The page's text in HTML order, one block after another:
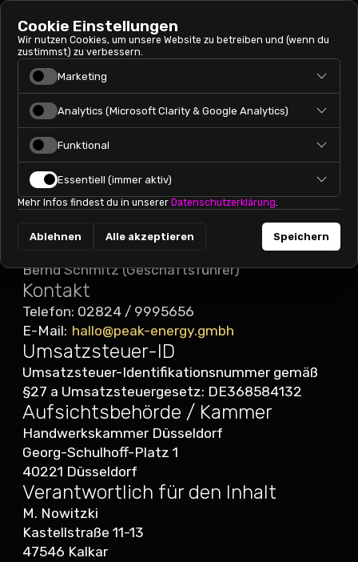
Impressum
Angaben gemäß § 5 TMG
PEAK.Energy GmbH
Kastellstraße 11-13
47546 Kalkar
Deutschland
Handelsregister: HRB 19675
Registergericht: Amtsgericht Kleve
Bernd Schmitz (Geschäftsführer)
Kontakt
Telefon: 02824 / 9995656
E-Mail: hallo@peak-energy.gmbh
Umsatzsteuer-ID
Umsatzsteuer-Identifikationsnummer gemäß
§27 a Umsatzsteuergesetz: DE368584132
Aufsichtsbehörde / Kammer
Handwerkskammer Düsseldorf
Georg-Schulhoff-Platz 1
40221 Düsseldorf
Verantwortlich für den Inhalt
M. Nowitzki
Kastellstraße 11-13
47546 Kalkar
Cookie Einstellungen
Wir nutzen Cookies, um unsere Website zu betreiben und (wenn du
zustimmst) zu verbessern.
Marketing
Marketing-Cookies werden genutzt, um dir passende
Angebote und Werbung auszuspielen. Diese Technologien
helfen uns, Kampagnen zu messen und zu optimieren (z. B.
Google Ads).
Analytics (Microsoft Clarity & Google Analytics)
Analytics hilft uns zu verstehen, wie Besucher die Seite nutzen,
wo sie hängen bleiben und welche Inhalte funktionieren. Wir
nutzen dafürMicrosoft Clarity(Heatmaps & Session-
Insights) und Google Analytics (anonymisierte Statistiken).
Funktional
Funktionale Cookies merken sich z. B. Sprache oder
Einstellungen für mehr Komfort.
Essentiell (immer aktiv)
Essentielle Cookies sind technisch notwendig (Sicherheit,
Mehr Infos findest du in unserer Datenschutzerklärung.
Ablehnen Alle akzeptieren Speichern